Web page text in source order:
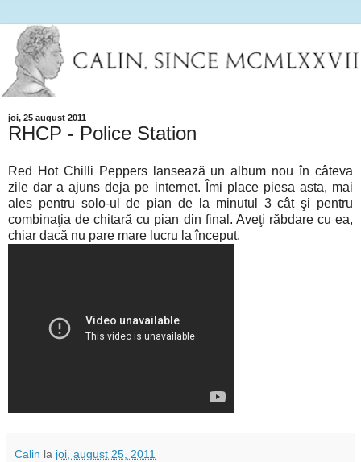
joi, 25 august 2011
RHCP - Police Station
Red Hot Chilli Peppers lansează un album nou în câteva
zile dar a ajuns deja pe internet. Îmi place piesa asta, mai
ales pentru solo-ul de pian de la minutul 3 cât şi pentru
combinaţia de chitară cu pian din final. Aveţi răbdare cu ea,
chiar dacă nu pare mare lucru la început.
Calin la joi, august 25, 2011